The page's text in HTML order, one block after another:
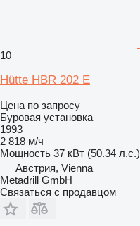
10
Hütte HBR 202 E
Цена по запросу
Буровая установка
1993
2 818 м/ч
Мощность 37 кВт (50.34 л.с.)
Австрия, Vienna
Metadrill GmbH
Связаться с продавцом